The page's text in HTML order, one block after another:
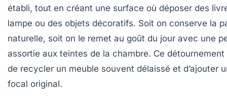
établi, tout en créant une surface où déposer des
lampe ou des objets décoratifs. Soit on conserve la
naturelle, soit on le remet au goût du jour avec une
assortie aux teintes de la chambre. Ce détournement
de recycler un meuble souvent délaissé et d’ajouter
focal original.